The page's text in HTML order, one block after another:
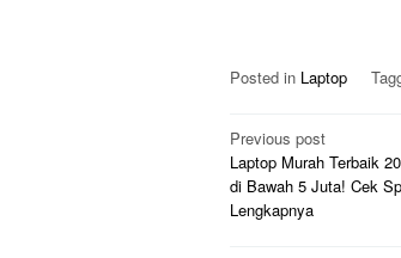
Posted in Laptop
Post
navigation
Previous post
Laptop Murah Terbaik
di Bawah 5 Juta! Cek
Lengkapnya